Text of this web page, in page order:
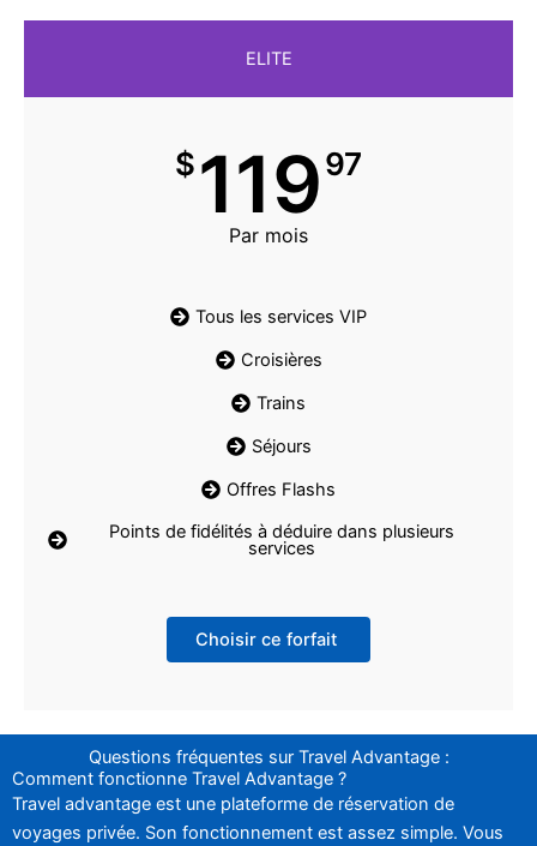
ELITE
$11997
Par mois
Tous les services VIP
Croisières
Trains
Séjours
Offres Flashs
Points de fidélités à déduire dans plusieurs
services
Choisir ce forfait
Questions fréquentes sur Travel Advantage :
Comment fonctionne Travel Advantage ?
Travel advantage est une plateforme de réservation de
voyages privée. Son fonctionnement est assez simple. Vous